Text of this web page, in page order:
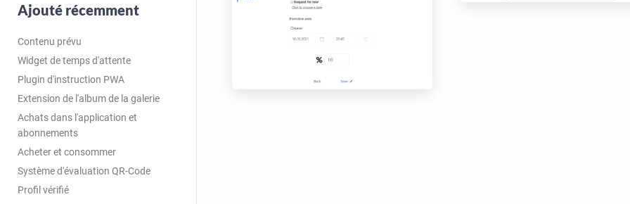
Ajouté récemment
Contenu prévu
Widget de temps d'attente
Plugin d'instruction PWA
Extension de l'album de la galerie
Achats dans l'application et
abonnements
Acheter et consommer
Système d'évaluation QR-Code
Profil vérifié